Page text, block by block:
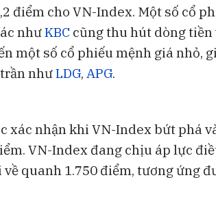
điểm cho VN-Index. Một số cổ
nhưKBC cũng thu hút dòng tiền
một số cổ phiếu mệnh giá nhỏ,
nhưLDG, APG.
xác nhận khi VN-Index bứt phá
VN-Index đang chịu áp lực
quanh 1.750 điểm, tương ứng